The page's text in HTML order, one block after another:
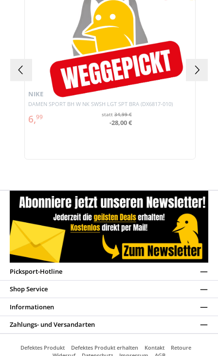
DAMEN SPORT BH W NK SWSH LGT SPT BRA (DX6817-010)
NIKE
6,99 statt34,99 €
-28,00 €
Picksport-Hotline
Shop Service
Informationen
Zahlungs- und Versandarten
Defektes Produkt Defektes Produkt erhalten Kontakt
Retoure